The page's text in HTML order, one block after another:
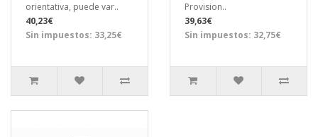
orientativa, puede var..
40,23€
Sin impuestos: 33,25€
Provision..
39,63€
Sin impuestos: 32,75€